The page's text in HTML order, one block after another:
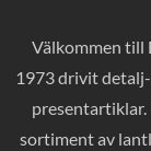
Välkommen till
1973 drivit
sortiment av